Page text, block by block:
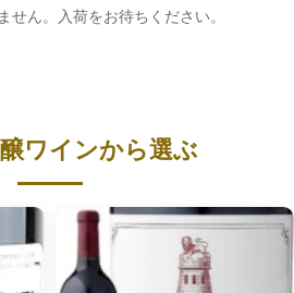
せん。入荷をお待ちください。
ワインから選ぶ